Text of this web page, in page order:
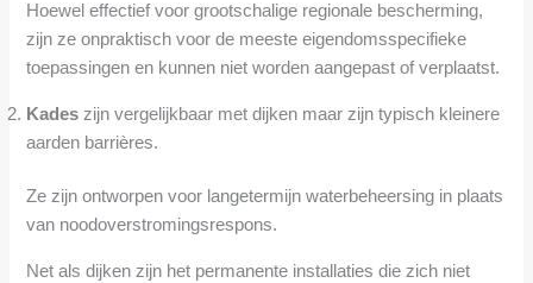
Hoewel effectief voor grootschalige regionale bescherming,
zijn ze onpraktisch voor de meeste eigendomsspecifieke
toepassingen en kunnen niet worden aangepast of verplaatst.
Kades zijn vergelijkbaar met dijken maar zijn typisch kleinere
aarden barrières.
Ze zijn ontworpen voor langetermijn waterbeheersing in plaats
van noodoverstromingsrespons.
Net als dijken zijn het permanente installaties die zich niet